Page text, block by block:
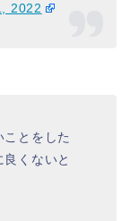
2022
とをした
くないと